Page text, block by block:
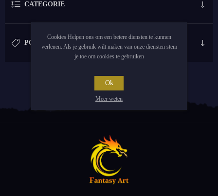
CATEGORIE
POPULAIRE LABELS
Cookies Helpen ons om een betere diensten te kunnen
verlenen. Als je gebruik wilt maken van onze diensten stem
je toe om cookies te gebruiken
Ok
Meer weten